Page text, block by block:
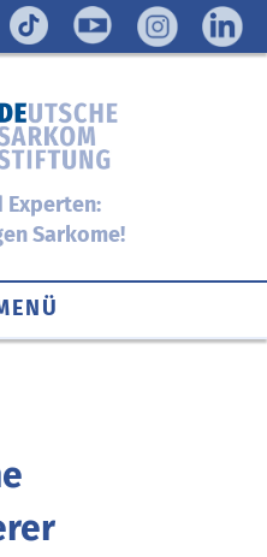
Experten:
Sarkome!